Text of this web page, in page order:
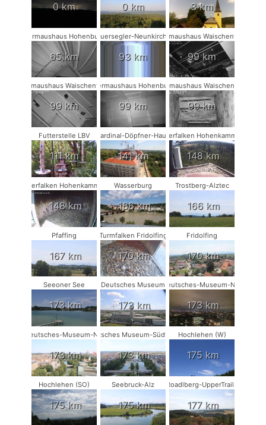
0 km 0 km 3 km
Fledermaushaus Hohenburg #2
65 km
Mauersegler-Neunkirchen
93 km
Fledermaushaus Waischenfeld #3
99 km
Fledermaushaus Waischenfeld #2
99 km
Fledermaushaus Hohenburg #1
99 km
Fledermaushaus Waischenfeld #1
99 km
Futterstelle LBV
111 km
Kardinal-Döpfner-Haus
141 km
Wanderfalken Hohenkammer #2
148 km
Wanderfalken Hohenkammer #1
148 km
Wasserburg
166 km
Trostberg-Alztec
166 km
Pfaffing
167 km
Turmfalken Fridolfing
170 km
Fridolfing
170 km
Seeoner See
173 km
Deutsches Museum
173 km
Deutsches-Museum-NW
173 km
Deutsches-Museum-NO
173 km
Deutsches Museum-Südwest
173 km
Hochlehen (W)
175 km
Hochlehen (SO)
175 km
Seebruck-Alz
175 km
Roadlberg-UpperTrails
177 km